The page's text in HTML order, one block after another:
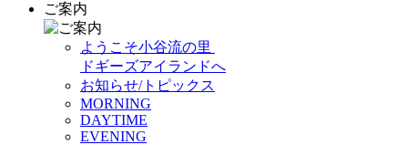
ご案内
ようこそ小谷流の里
ドギーズアイランドへ
お知らせ/トピックス
MORNING
DAYTIME
EVENING